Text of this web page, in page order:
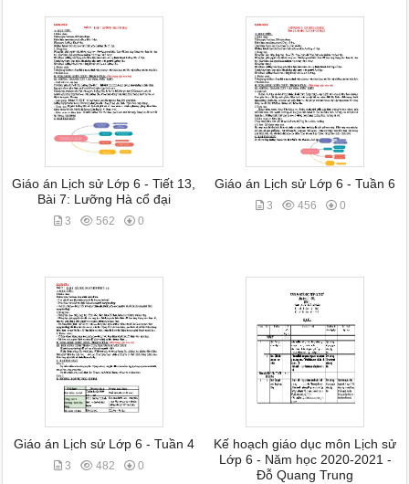
Giáo án Lịch sử Lớp 6 - Tiết 13,
Bài 7: Lưỡng Hà cổ đại
3 562 0
Giáo án Lịch sử Lớp 6 - Tuần 6
3 456 0
Giáo án Lịch sử Lớp 6 - Tuần 4
3 482 0
Kế hoạch giáo dục môn Lịch sử
Lớp 6 - Năm học 2020-2021 -
Đỗ Quang Trung